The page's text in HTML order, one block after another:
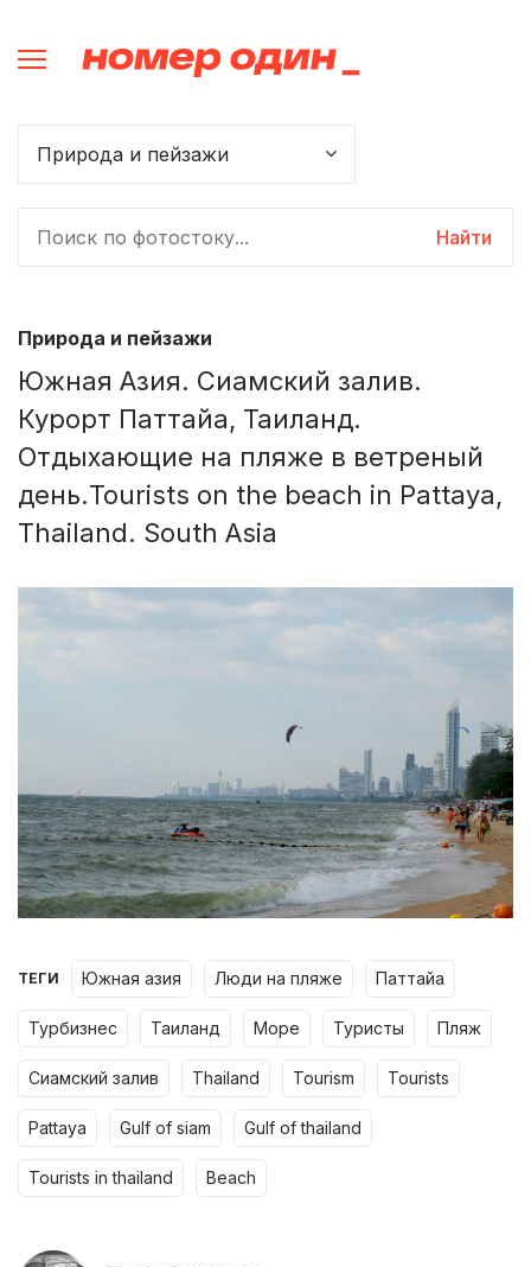
Найти
Природа и пейзажи
Южная Азия. Сиамский залив.
Курорт Паттайа, Таиланд.
Отдыхающие на пляже в ветреный
день.Tourists on the beach in Pattaya,
Thailand. South Asia
ТЕГИ южная азия люди на пляже паттайа
турбизнес таиланд море туристы пляж
сиамский залив thailand tourism tourists
pattaya gulf of siam gulf of thailand
tourists in thailand beach